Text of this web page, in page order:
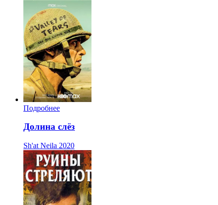
Подробнее
Долина слёз
Sh'at Neila 2020